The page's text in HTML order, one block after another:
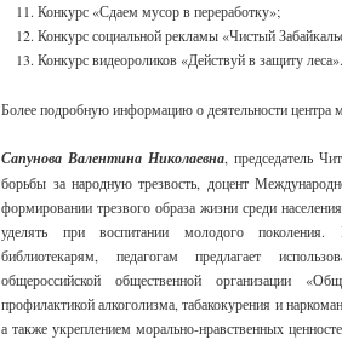
Конкурс «Сдаем мусор в переработку»;
Конкурс социальной рекламы «Чистый
Конкурс видеороликов «Действуй в защиту леса».
Более подробную информацию о деятельности центра
Сапунова Валентина Николаевна, председатель
борьбы за народную трезвость, доцент
формировании трезвого образа жизни среди
уделять при воспитании молодого
библиотекарям, педагогам предлагает
общероссийской общественной организации
профилактикой алкоголизма, табакокурения и
а также укреплением морально-нравственных